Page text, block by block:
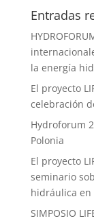
Entradas
la energía
El proyecto
celebración
Hydroforum
Polonia
El proyecto
seminario
hidráulica en
SIMPOSIO